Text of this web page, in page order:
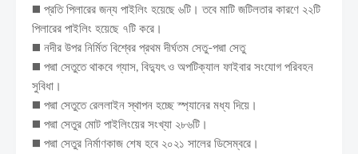
◼️ প্রতি পিলারের জন্য পাইলিং হয়েছে ৬টি। তবে মাটি জটিলতার কারণে ২২টি
পিলারের পাইলিং হয়েছে ৭টি করে।
◼️ নদীর উপর নির্মিত বিশ্বের প্রথম দীর্ঘতম সেতু-পদ্মা সেতু
◼️ পদ্মা সেতুতে থাকবে গ্যাস, বিদ্যুৎ ও অপটিক্যাল ফাইবার সংযোগ পরিবহন
সুবিধা।
◼️ পদ্মা সেতুতে রেললাইন স্থাপন হচ্ছে স্প্যানের মধ্য দিয়ে।
◼️ পদ্মা সেতুর মোট পাইলিংয়ের সংখ্যা ২৮৬টি।
◼️ পদ্মা সেতুর নির্মাণকাজ শেষ হবে ২০২১ সালের ডিসেম্বরে।